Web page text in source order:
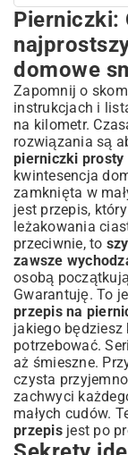
Pierniczki:
domowe
Sekrety
i ich rola
Mąka, miód,
doskonałego
Czego
miękkie?
Pierniczki prosty
Od ciasta do
Przygotowanie
chłodzenie
Wałkowanie i
trudu
Jak upiec
Kreatywne
Pomysły na
Przepis na lukier
Inspiracje na
naturalne
pierniczków na
Kiedy pierniczki
Jak
Pierniczki:
domowe
Zapomnij o
instrukcjach i
na kilometr.
rozwiązania są
pierniczki prosty
kwintesencja
zamknięta w
jest przepis,
leżakowania
przeciwnie, to
zawsze
osobą
Gwarantuję. To
przepis na
jakiego będziesz
potrzebować.
aż śmieszne.
czysta
zachwyci
małych cudów.
przepisjest po